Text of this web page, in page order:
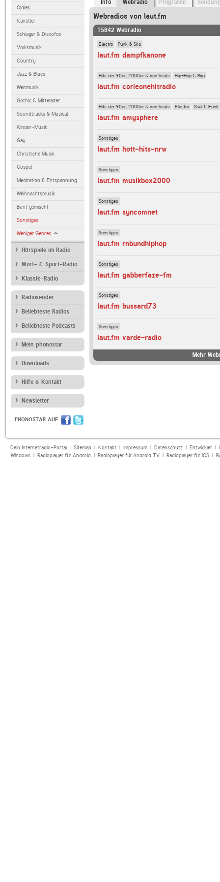
Oldies
Künstler
Schlager & Discofox
Volksmusik
Country
Jazz & Blues
Weltmusik
Gothic & Mittelalter
Soundtracks & Musical
Kinder-Musik
Gay
Christliche Musik
Gospel
Meditation & Entspannung
Weihnachtsmusik
Bunt gemischt
Sonstiges
Weniger Genres
Hörspiele im Radio
Wort- & Sport-Radio
Klassik-Radio
Radiosender
Beliebteste Radios
Beliebteste Podcasts
Mein phonostar
Downloads
Hilfe & Kontakt
Newsletter
PHONOSTAR AUF
Info Webradio Programm
Webradios von laut.fm
15842 Webradio
Electro Punk & Ska
laut.fm dampfkanone
Hits der 90er, 2000er & von heute Hip-Hop & Rap
laut.fm corleonehitradio
Hits der 90er, 2000er & von heute Electro Soul & Funk
laut.fm amysphere
Sonstiges
laut.fm hott-hits-nrw
Sonstiges
laut.fm musikbox2000
Sonstiges
laut.fm syncomnet
Sonstiges
laut.fm rnbundhiphop
Sonstiges
laut.fm gabberfaze-fm
Sonstiges
laut.fm bussard73
Sonstiges
laut.fm varde-radio
Mehr
Dein Internetradio-Portal : Sitemap| Kontakt| Impressum| Datenschutz| Entwickler|
Windows| Radioplayer für Android| Radioplayer für Android TV| Radioplayer für iOS|